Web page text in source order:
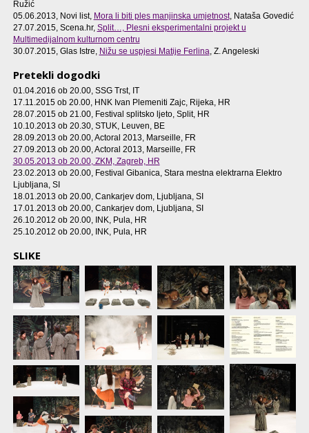
Ružić
05.06.2013, Novi list, Mora li biti ples manjinska umjetnost, Nataša Govedić
27.07.2015, Scena.hr, Split…, Plesni eksperimentalni projekt u
Multimedijalnom kulturnom centru
30.07.2015, Glas Istre, Nižu se uspjesi Matije Ferlina, Z. Angeleski
Pretekli dogodki
01.04.2016 ob 20.00, SSG Trst, IT
17.11.2015 ob 20.00, HNK Ivan Plemeniti Zajc, Rijeka, HR
28.07.2015 ob 21.00, Festival splitsko ljeto, Split, HR
10.10.2013 ob 20.30, STUK, Leuven, BE
28.09.2013 ob 20.00, Actoral 2013, Marseille, FR
27.09.2013 ob 20.00, Actoral 2013, Marseille, FR
30.05.2013 ob 20.00, ZKM, Zagreb, HR
23.02.2013 ob 20.00, Festival Gibanica, Stara mestna elektrarna Elektro
Ljubljana, SI
18.01.2013 ob 20.00, Cankarjev dom, Ljubljana, SI
17.01.2013 ob 20.00, Cankarjev dom, Ljubljana, SI
26.10.2012 ob 20.00, INK, Pula, HR
25.10.2012 ob 20.00, INK, Pula, HR
SLIKE